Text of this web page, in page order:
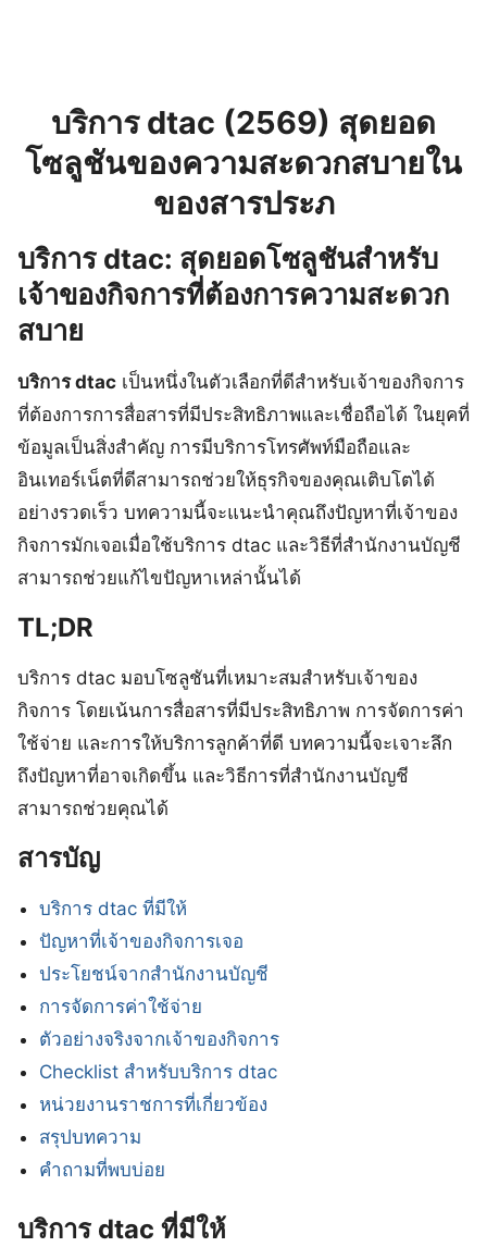
บริการ dtac (2569) สุดยอด
โซลูชันของความสะดวกสบายใน
ของสารประภ
บริการ dtac: สุดยอดโซลูชันสำหรับ
เจ้าของกิจการที่ต้องการความสะดวก
สบาย
บริการ dtac เป็นหนึ่งในตัวเลือกที่ดีสำหรับเจ้าของกิจการ
ที่ต้องการการสื่อสารที่มีประสิทธิภาพและเชื่อถือได้ ในยุคที่
ข้อมูลเป็นสิ่งสำคัญ การมีบริการโทรศัพท์มือถือและ
อินเทอร์เน็ตที่ดีสามารถช่วยให้ธุรกิจของคุณเติบโตได้
อย่างรวดเร็ว บทความนี้จะแนะนำคุณถึงปัญหาที่เจ้าของ
กิจการมักเจอเมื่อใช้บริการ dtac และวิธีที่สำนักงานบัญชี
สามารถช่วยแก้ไขปัญหาเหล่านั้นได้
TL;DR
บริการ dtac มอบโซลูชันที่เหมาะสมสำหรับเจ้าของ
กิจการ โดยเน้นการสื่อสารที่มีประสิทธิภาพ การจัดการค่า
ใช้จ่าย และการให้บริการลูกค้าที่ดี บทความนี้จะเจาะลึก
ถึงปัญหาที่อาจเกิดขึ้น และวิธีการที่สำนักงานบัญชี
สามารถช่วยคุณได้
สารบัญ
บริการ dtac ที่มีให้
ปัญหาที่เจ้าของกิจการเจอ
ประโยชน์จากสำนักงานบัญชี
การจัดการค่าใช้จ่าย
ตัวอย่างจริงจากเจ้าของกิจการ
Checklist สำหรับบริการ dtac
หน่วยงานราชการที่เกี่ยวข้อง
สรุปบทความ
คำถามที่พบบ่อย
บริการ dtac ที่มีให้